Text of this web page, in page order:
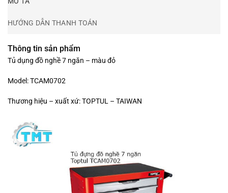
HƯỚNG DẪN THANH TOÁN
Thông tin sản phẩm
Tủ dụng đồ nghề 7 ngăn – màu đỏ
Model: TCAM0702
Thương hiệu – xuất xứ: TOPTUL – TAIWAN